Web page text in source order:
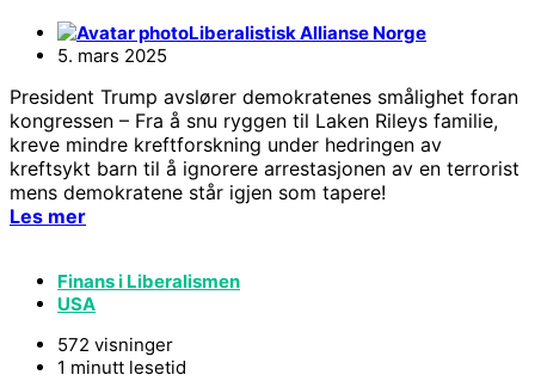
Liberalistisk Allianse Norge
5. mars 2025
President Trump avslører demokratenes smålighet foran
kongressen – Fra å snu ryggen til Laken Rileys familie,
kreve mindre kreftforskning under hedringen av
kreftsykt barn til å ignorere arrestasjonen av en terrorist
mens demokratene står igjen som tapere!
Les mer
Finans i Liberalismen
USA
572 visninger
1 minutt lesetid